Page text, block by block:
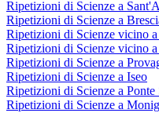
Ripetizioni di Scienze a
Ripetizioni di Scienze a
Ripetizioni di Scienze vicino
Ripetizioni di Scienze vicino
Ripetizioni di Scienze a
Ripetizioni di Scienze a Iseo
Ripetizioni di Scienze a Ponte
Ripetizioni di Scienze a